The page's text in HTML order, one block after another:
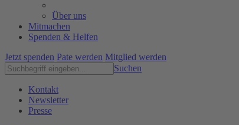
Über uns
Mitmachen
Spenden & Helfen
Jetzt spenden Pate werden Mitglied werden
Suchen
Kontakt
Newsletter
Presse